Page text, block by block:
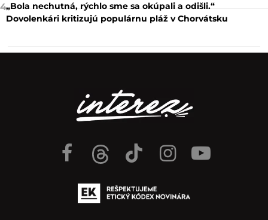
4„Bola nechutná, rýchlo sme sa okúpali a odišli.“
Dovolenkári kritizujú populárnu pláž v Chorvátsku